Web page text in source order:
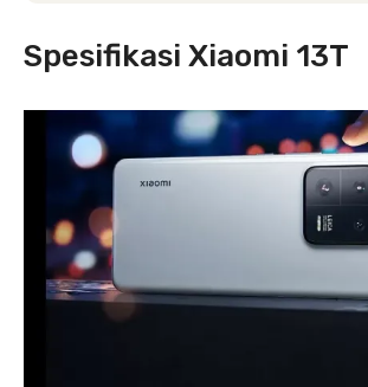
Spesifikasi Xiaomi 13T